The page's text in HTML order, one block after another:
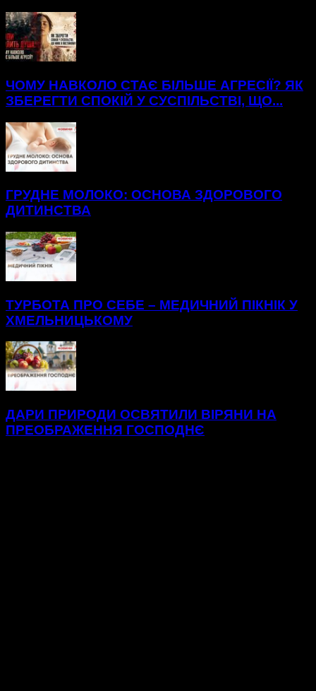
ЧОМУ НАВКОЛО СТАЄ БІЛЬШЕ АГРЕСІЇ? ЯК
ЗБЕРЕГТИ СПОКІЙ У СУСПІЛЬСТВІ, ЩО...
ГРУДНЕ МОЛОКО: ОСНОВА ЗДОРОВОГО
ДИТИНСТВА
ТУРБОТА ПРО СЕБЕ – МЕДИЧНИЙ ПІКНІК У
ХМЕЛЬНИЦЬКОМУ
ДАРИ ПРИРОДИ ОСВЯТИЛИ ВІРЯНИ НА
ПРЕОБРАЖЕННЯ ГОСПОДНЄ